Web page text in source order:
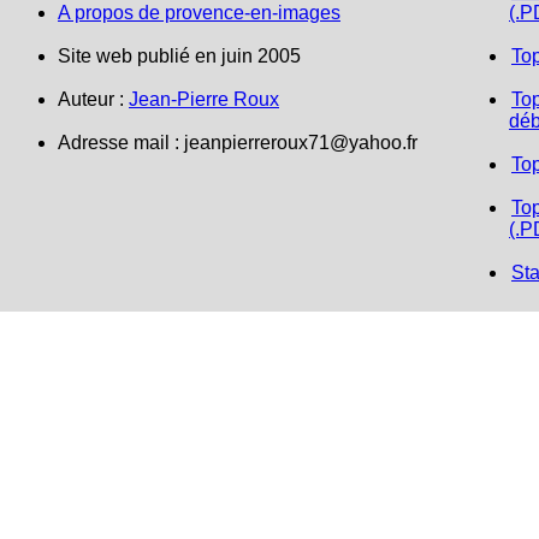
A propos de provence-en-images
Site web publié en juin 2005
Auteur : Jean-Pierre Roux
Adresse mail : jeanpierreroux71@yahoo.fr